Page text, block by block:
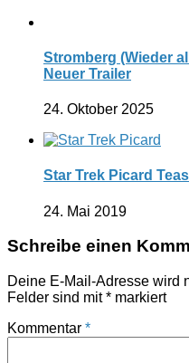
Stromberg (Wieder
Neuer Trailer
24. Oktober 2025
Star Trek Picard
24. Mai 2019
Schreibe einen
Deine E-Mail-Adresse wird
Felder sind mit* markiert
Kommentar *